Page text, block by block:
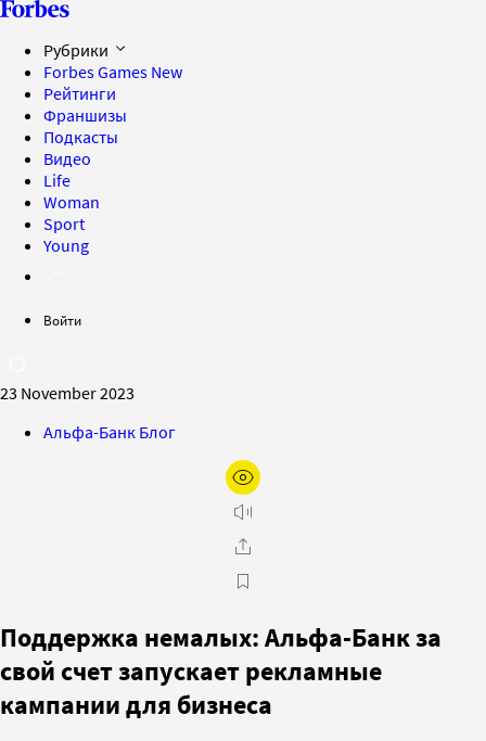
Рубрики
Forbes Games New
Рейтинги
Франшизы
Подкасты
Видео
Life
Woman
Sport
Young
Войти
23 November 2023
Альфа-Банк Блог
Поддержка немалых: Альфа-Банк за
свой счет запускает рекламные
кампании для бизнеса